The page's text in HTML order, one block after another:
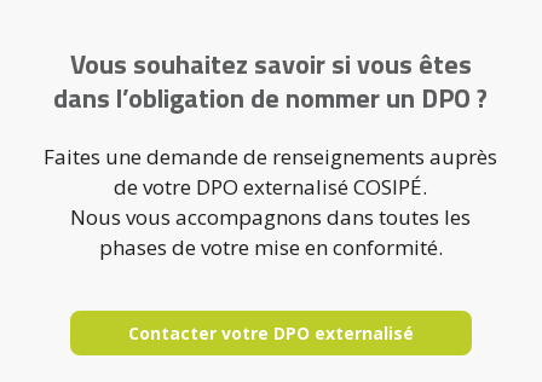
Vous souhaitez savoir si vous êtes
dans l’obligation de nommer un DPO ?
Faites une demande de renseignements auprès
de votre DPO externalisé COSIPÉ.
Nous vous accompagnons dans toutes les
phases de votre mise en conformité.
Contacter votre DPO externalisé